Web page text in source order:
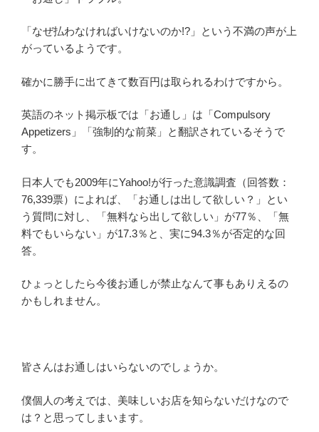
「なぜ払わなければいけないのか!?」という不満の声が上
がっているようです。
確かに勝手に出てきて数百円は取られるわけですから。
英語のネット掲示板では「お通し」は「Compulsory
Appetizers」「強制的な前菜」と翻訳されているそうで
す。
日本人でも2009年にYahoo!が行った意識調査（回答数：
76,339票）によれば、「お通しは出して欲しい？」とい
う質問に対し、「無料なら出して欲しい」が77％、「無
料でもいらない」が17.3％と、実に94.3％が否定的な回
答。
ひょっとしたら今後お通しが禁止なんて事もありえるの
かもしれません。
皆さんはお通しはいらないのでしょうか。
僕個人の考えでは、美味しいお店を知らないだけなので
は？と思ってしまいます。